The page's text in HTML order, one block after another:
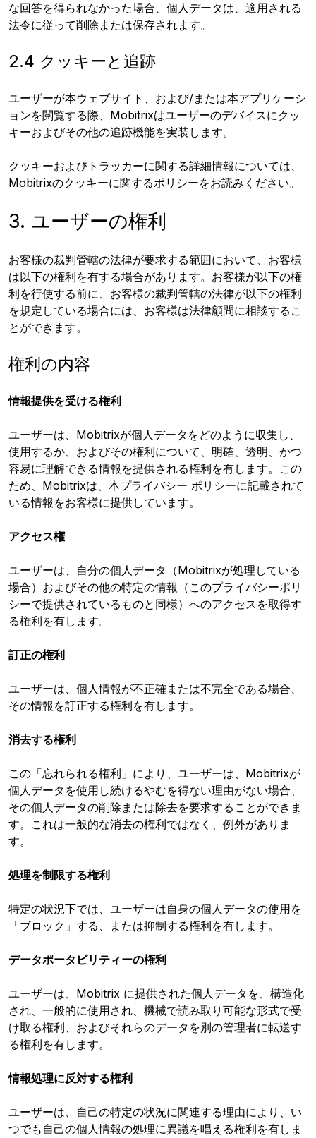
な回答を得られなかった場合、個人データは、適用される
法令に従って削除または保存されます。
2.4 クッキーと追跡
ユーザーが本ウェブサイト、および/または本アプリケーシ
ョンを閲覧する際、Mobitrixはユーザーのデバイスにクッ
キーおよびその他の追跡機能を実装します。
クッキーおよびトラッカーに関する詳細情報については、
Mobitrixのクッキーに関するポリシーをお読みください。
3. ユーザーの権利
お客様の裁判管轄の法律が要求する範囲において、お客様
は以下の権利を有する場合があります。お客様が以下の権
利を行使する前に、お客様の裁判管轄の法律が以下の権利
を規定している場合には、お客様は法律顧問に相談するこ
とができます。
権利の内容
情報提供を受ける権利
ユーザーは、Mobitrixが個人データをどのように収集し、
使用するか、およびその権利について、明確、透明、かつ
容易に理解できる情報を提供される権利を有します。この
ため、Mobitrixは、本プライバシー ポリシーに記載されて
いる情報をお客様に提供しています。
アクセス権
ユーザーは、自分の個人データ（Mobitrixが処理している
場合）およびその他の特定の情報（このプライバシーポリ
シーで提供されているものと同様）へのアクセスを取得す
る権利を有します。
訂正の権利
ユーザーは、個人情報が不正確または不完全である場合、
その情報を訂正する権利を有します。
消去する権利
この「忘れられる権利」により、ユーザーは、Mobitrixが
個人データを使用し続けるやむを得ない理由がない場合、
その個人データの削除または除去を要求することができま
す。これは一般的な消去の権利ではなく、例外がありま
す。
処理を制限する権利
特定の状況下では、ユーザーは自身の個人データの使用を
「ブロック」する、または抑制する権利を有します。
データポータビリティーの権利
ユーザーは、Mobitrix に提供された個人データを、構造化
され、一般的に使用され、機械で読み取り可能な形式で受
け取る権利、およびそれらのデータを別の管理者に転送す
る権利を有します。
情報処理に反対する権利
ユーザーは、自己の特定の状況に関連する理由により、い
つでも自己の個人情報の処理に異議を唱える権利を有しま